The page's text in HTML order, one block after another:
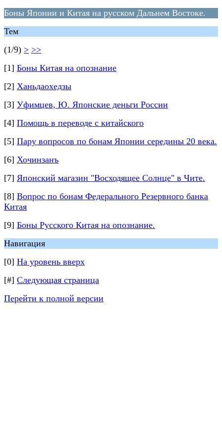
Боны Японии и Китая на русском Дальнем Востоке.
Тем
(1/9) > >>
[1] Боны Китая на опознание
[2] Ханьдаохедзы
[3] Уфимцев, Ю. Японские деньги России
[4] Помощь в переводе с китайского
[5] Пару вопросов по бонам Японии середины 20 века.
[6] Хочинзанъ
[7] Японский магазин "Восходящее Солнце" в Чите.
[8] Вопрос по бонам Федерального Резервного банка
Китая
[9] Боны Русского Китая на опознание.
Навигация
[0] На уровень вверх
[#] Следующая страница
Перейти к полной версии